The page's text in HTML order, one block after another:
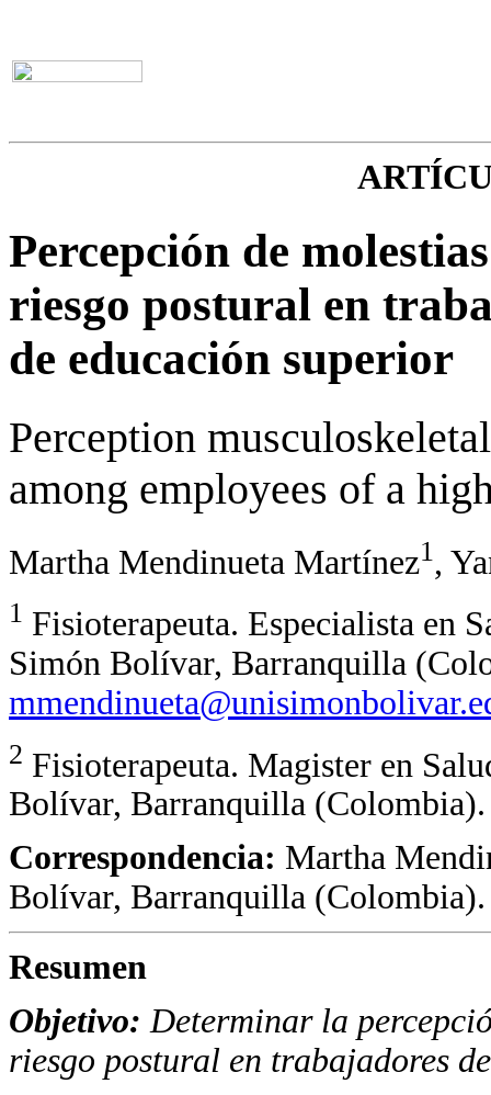
Percepción de
riesgo postural en
de educación superior
Perception
among employees of a
Martha Mendinueta Martínez1 ,
1 Fisioterapeuta. Especialista en
Simón Bolívar, Barranquilla
2 Fisioterapeuta. Magister en
Bolívar, Barranquilla
Correspondencia: Martha
Bolívar, Barranquilla
Resumen
Objetivo:Determinar la
riesgo postural en trabajadores